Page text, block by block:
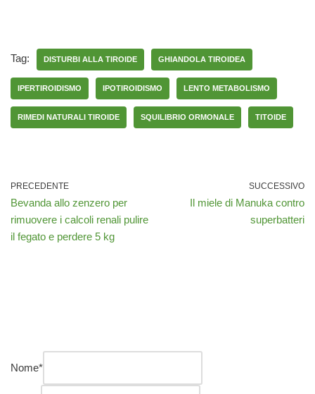
Tag: DISTURBI ALLA TIROIDE GHIANDOLA TIROIDEA
IPERTIROIDISMO IPOTIROIDISMO LENTO METABOLISMO
RIMEDI NATURALI TIROIDE SQUILIBRIO ORMONALE TITOIDE
PRECEDENTE
Bevanda allo zenzero per
rimuovere i calcoli renali pulire
il fegato e perdere 5 kg
SUCCESSIVO
Il miele di Manuka contro
superbatteri
Nome*